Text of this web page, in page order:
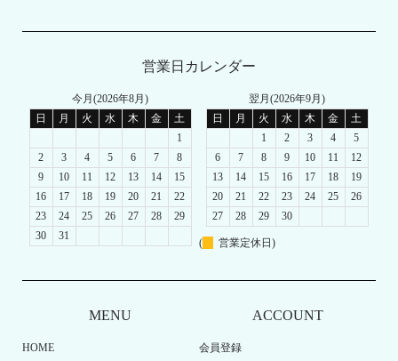
営業日カレンダー
今月(2026年8月)
日
月 火 水 木 金
土
1
2
3 4 5 6 7
8
9
10 11 12 13 14
15
16
17 18 19 20 21
22
23
24 25 26 27 28
29
30
31
翌月(2026年9月)
日
月 火 水 木 金
土
1
2 3 4
5
6
7 8 9 10 11
12
13
14 15 16 17 18
19
20
21 22 23 24 25
26
27
28 29 30
( 営業定休日)
MENU
HOME
ACCOUNT
会員登録